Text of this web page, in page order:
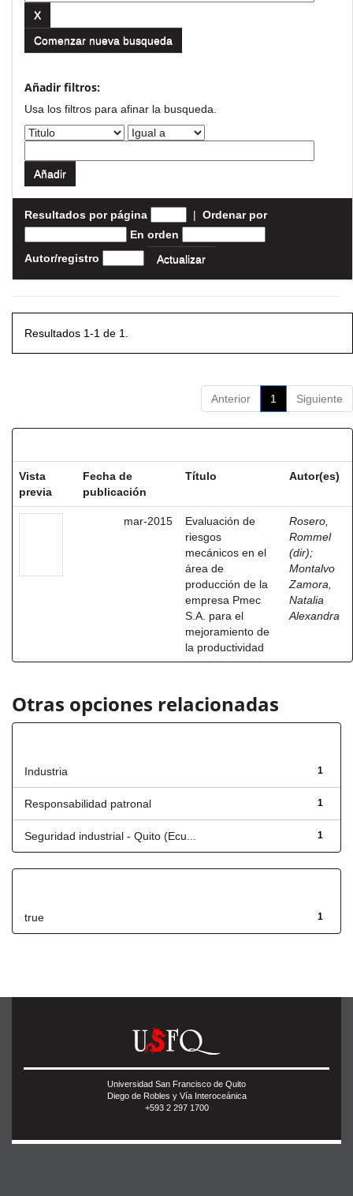
Comenzar nueva busqueda
Añadir filtros:
Usa los filtros para afinar la busqueda.
Resultados por página | Ordenar por
En orden
Autor/registro
Resultados 1-1 de 1.
Anterior 1 Siguiente
Vista
previa
Fecha de
publicación
Título Autor(es)
mar-2015
Evaluación de
riesgos
mecánicos en el
área de
producción de la
empresa Pmec
S.A. para el
mejoramiento de
la productividad
Rosero,
Rommel
(dir);
Montalvo
Zamora,
Natalia
Alexandra
Otras opciones relacionadas
1
Industria
1
Responsabilidad patronal
1
Seguridad industrial - Quito (Ecu...
1
true
Universidad San Francisco de Quito
Diego de Robles y Vía Interoceánica
+593 2 297 1700